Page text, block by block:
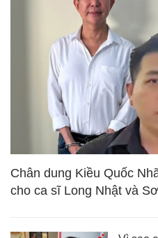
Chân dung Kiều Quốc
cho ca sĩ Long Nhật và